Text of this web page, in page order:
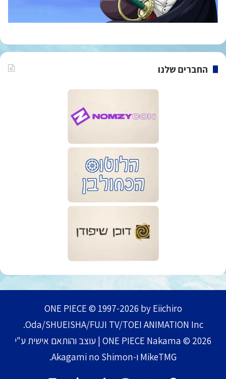
החברים שלנו
ONE PIECE © 1997-2026 by Eiichiro
Oda/SHUEISHA/FUJI TV/TOEI ANIMATION Inc.
ONE PIECE Nakama © 2026 | עוצב והותאם אישית ע"י
MikeTMG ו-Akagami no Shimon.